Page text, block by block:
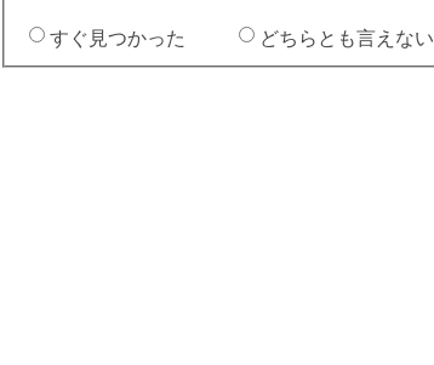
すぐ見つかった
どちらとも言えない